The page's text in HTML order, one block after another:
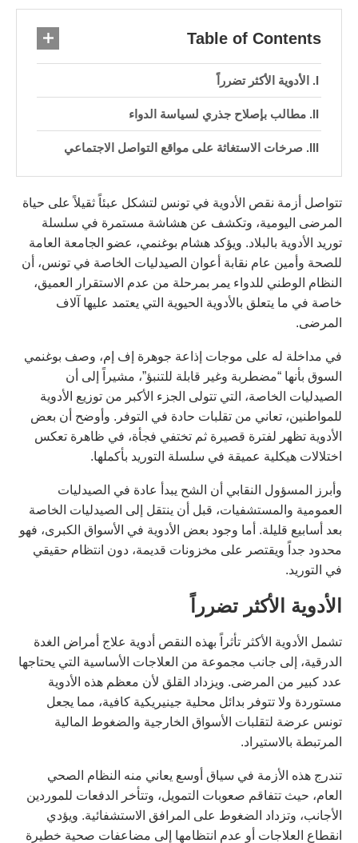
Table of Contents
الأدوية الأكثر تضرراً
مطالب بإصلاح جذري لسياسة الدواء
صرخات الاستغاثة على مواقع التواصل الاجتماعي
تتواصل أزمة نقص الأدوية في تونس لتشكل عبئاً ثقيلاً على حياة
المرضى اليومية، وتكشف عن هشاشة مستمرة في سلسلة
توريد الأدوية بالبلاد. ويؤكد هشام بوغنمي، عضو الجامعة العامة
للصحة وأمين عام نقابة أعوان الصيدليات الخاصة في تونس، أن
النظام الوطني للدواء يمر بمرحلة من عدم الاستقرار العميق،
خاصة في ما يتعلق بالأدوية الحيوية التي يعتمد عليها آلاف
المرضى.
في مداخلة له على موجات إذاعة جوهرة إف إم، وصف بوغنمي
السوق بأنها “مضطربة وغير قابلة للتنبؤ”، مشيراً إلى أن
الصيدليات الخاصة، التي تتولى الجزء الأكبر من توزيع الأدوية
للمواطنين، تعاني من تقلبات حادة في التوفر. وأوضح أن بعض
الأدوية تظهر لفترة قصيرة ثم تختفي فجأة، في ظاهرة تعكس
اختلالات هيكلية عميقة في سلسلة التوريد بأكملها.
وأبرز المسؤول النقابي أن الشح يبدأ عادة في الصيدليات
العمومية والمستشفيات، قبل أن ينتقل إلى الصيدليات الخاصة
بعد أسابيع قليلة. أما وجود بعض الأدوية في الأسواق الكبرى، فهو
محدود جداً ويقتصر على مخزونات قديمة، دون انتظام حقيقي
في التوريد.
الأدوية الأكثر تضرراً
تشمل الأدوية الأكثر تأثراً بهذه النقص أدوية علاج أمراض الغدة
الدرقية، إلى جانب مجموعة من العلاجات الأساسية التي يحتاجها
عدد كبير من المرضى. ويزداد القلق لأن معظم هذه الأدوية
مستوردة ولا تتوفر بدائل محلية جينيريكية كافية، مما يجعل
تونس عرضة لتقلبات الأسواق الخارجية والضغوط المالية
المرتبطة بالاستيراد.
تندرج هذه الأزمة في سياق أوسع يعاني منه النظام الصحي
العام، حيث تتفاقم صعوبات التمويل، وتتأخر الدفعات للموردين
الأجانب، وتزداد الضغوط على المرافق الاستشفائية. ويؤدي
انقطاع العلاجات أو عدم انتظامها إلى مضاعفات صحية خطيرة